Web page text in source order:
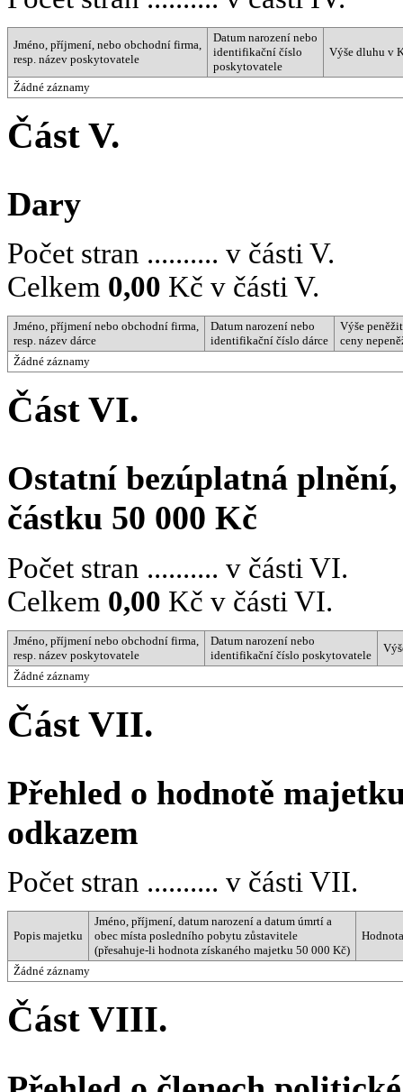
Jméno, příjmení, nebo obchodní firma,
resp. název poskytovatele
Datum narození nebo
identifikační číslo
poskytovatele
Výše dluhu v
Žádné záznamy
Část V.
Dary
Počet stran .......... v části V.
Celkem 0,00 Kč v části V.
Jméno, příjmení nebo obchodní firma,
resp. název dárce
Datum narození nebo
identifikační číslo dárce
Výše
ceny
Žádné záznamy
Část VI.
Ostatní bezúplatná
částku 50 000 Kč
Počet stran .......... v části VI.
Celkem 0,00 Kč v části VI.
Jméno, příjmení nebo obchodní firma,
resp. název poskytovatele
Datum narození nebo
identifikační číslo poskytovatele
Žádné záznamy
Část VII.
Přehled o hodnotě
odkazem
Počet stran .......... v části VII.
Popis majetku
Jméno, příjmení, datum narození a datum úmrtí a
obec místa posledního pobytu zůstavitele
(přesahuje-li hodnota získaného majetku 50 000 Kč)
Žádné záznamy
Část VIII.